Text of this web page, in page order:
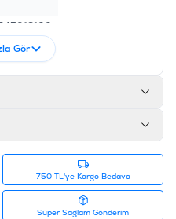
Gör
750 TL'ye Kargo Bedava
Süper Sağlam Gönderim